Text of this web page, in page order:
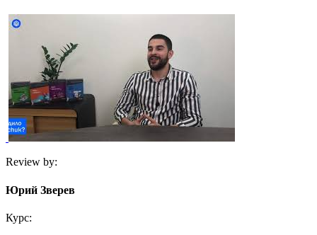
Review by:
Юрий Зверев
Курс: